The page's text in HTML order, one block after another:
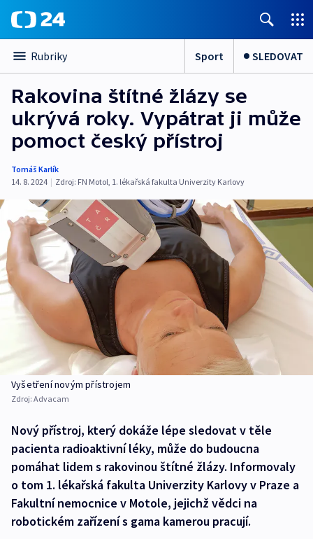
Rubriky Sport SLEDOVAT
Rakovina štítné žlázy se
ukrývá roky. Vypátrat ji může
pomoct český přístroj
Tomáš Karlík
14. 8. 2024 | Zdroj: FN Motol, 1. lékařská fakulta Univerzity Karlovy
Vyšetření novým přístrojem
Zdroj: Advacam
Nový přístroj, který dokáže lépe sledovat v těle
pacienta radioaktivní léky, může do budoucna
pomáhat lidem s rakovinou štítné žlázy. Informovaly
o tom 1. lékařská fakulta Univerzity Karlovy v Praze a
Fakultní nemocnice v Motole, jejichž vědci na
robotickém zařízení s gama kamerou pracují.